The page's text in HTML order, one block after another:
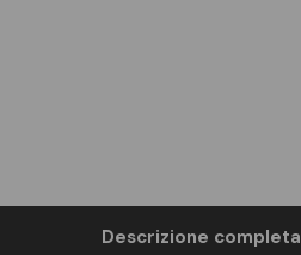
Descrizione completa